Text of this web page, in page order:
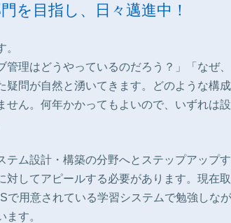
を目指し、日々邁進中！
理はどうやっているのだろう？」「なぜ、
問が自然と湧いてきます。どのような構
ん。何年かかってもよいので、いずれは設
ム設計・構築の分野へとステップアップ
してアピールする必要があります。現在
で用意されている学習システムで勉強しなが
す。